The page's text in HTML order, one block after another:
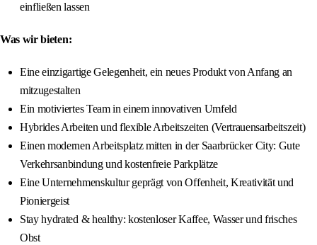
einfließen lassen
Was wir bieten:
Eine einzigartige Gelegenheit, ein neues Produkt von Anfang an
mitzugestalten
Ein motiviertes Team in einem innovativen Umfeld
Hybrides Arbeiten und flexible Arbeitszeiten (Vertrauensarbeitszeit)
Einen modernen Arbeitsplatz mitten in der Saarbrücker City: Gute
Verkehrsanbindung und kostenfreie Parkplätze
Eine Unternehmenskultur geprägt von Offenheit, Kreativität und
Pioniergeist
Stay hydrated & healthy: kostenloser Kaffee, Wasser und frisches
Obst